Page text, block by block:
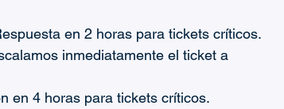
en 2 horas para tickets críticos.
inmediatamente el ticket a
en 4 horas para tickets críticos.